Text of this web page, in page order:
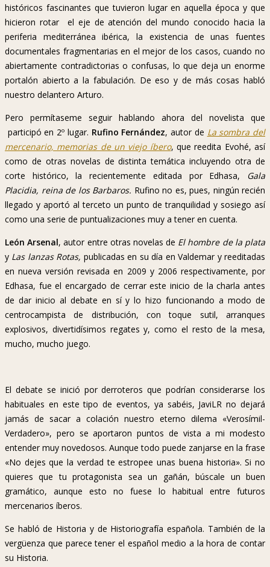
históricos fascinantes que tuvieron lugar en aquella época y que
hicieron rotar el eje de atención del mundo conocido hacia la
periferia mediterránea ibérica, la existencia de unas fuentes
documentales fragmentarias en el mejor de los casos, cuando no
abiertamente contradictorias o confusas, lo que deja un enorme
portalón abierto a la fabulación. De eso y de más cosas habló
nuestro delantero Arturo.
Pero permítaseme seguir hablando ahora del novelista que
participó en 2º lugar. Rufino Fernández, autor de La sombra del
mercenario, memorias de un viejo íbero, que reedita Evohé, así
como de otras novelas de distinta temática incluyendo otra de
corte histórico, la recientemente editada por Edhasa,
Gala
Placidia, reina de los Barbaros. Rufino no es, pues, ningún recién
llegado y aportó al terceto un punto de tranquilidad y sosiego así
como una serie de puntualizaciones muy a tener en cuenta.
León Arsenal, autor entre otras novelas de El hombre de la plata
y Las lanzas Rotas, publicadas en su día en Valdemar y reeditadas
en nueva versión revisada en 2009 y 2006 respectivamente, por
Edhasa, fue el encargado de cerrar este inicio de la charla antes
de dar inicio al debate en sí y lo hizo funcionando a modo de
centrocampista de distribución, con toque sutil, arranques
explosivos, divertidísimos regates y, como el resto de la mesa,
mucho, mucho juego.
El debate se inició por derroteros que podrían considerarse los
habituales en este tipo de eventos, ya sabéis, JaviLR no dejará
jamás de sacar a colación nuestro eterno dilema «Verosímil-
Verdadero», pero se aportaron puntos de vista a mi modesto
entender muy novedosos. Aunque todo puede zanjarse en la frase
«No dejes que la verdad te estropee unas buena historia». Si no
quieres que tu protagonista sea un gañán, búscale un buen
gramático, aunque esto no fuese lo habitual entre futuros
mercenarios íberos.
Se habló de Historia y de Historiografía española. También de la
vergüenza que parece tener el español medio a la hora de contar
su Historia.